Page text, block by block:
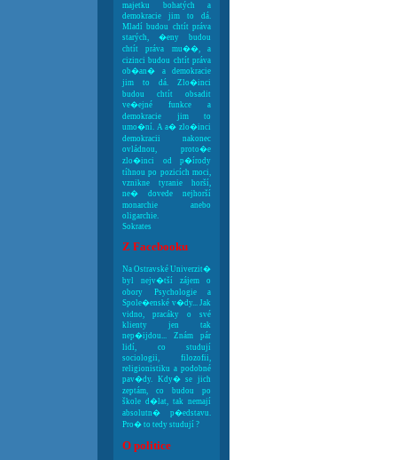
majetku bohatých a
demokracie jim to dá.
Mladí budou chtít práva
starých, �eny budou
chtít práva mu��, a
cizinci budou chtít práva
ob�an� a demokracie
jim to dá. Zlo�inci
budou chtít obsadit
ve�ejné funkce a
demokracie jim to
umo�ní. A a� zlo�inci
demokracii nakonec
ovládnou, proto�e
zlo�inci od p�írody
tíhnou po pozicích moci,
vznikne tyranie horší,
ne� dovede nejhorší
monarchie anebo
oligarchie.
Sokrates
Z Facebooku
Na Ostravské Univerzit�
byl nejv�tší zájem o
obory Psychologie a
Spole�enské v�dy... Jak
vidno, pracáky o své
klienty jen tak
nep�ijdou... Znám pár
lidí, co studují
sociologii, filozofii,
religionistiku a podobné
pav�dy. Kdy� se jich
zeptám, co budou po
škole d�lat, tak nemají
absolutn� p�edstavu.
Pro� to tedy studují ?
O politice